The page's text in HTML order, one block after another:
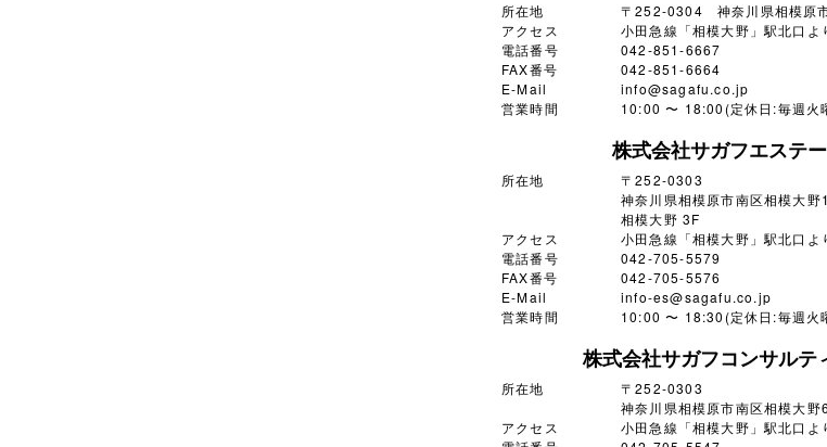
所在地
〒252-0304 神奈川県相模原
アクセス
小田急線「相模大野」駅北口よ
電話番号
042-851-6667
FAX番号
042-851-6664
E-Mail
info@sagafu.co.jp
営業時間
10:00 〜 18:00(定休日:毎週火
株式会社サガフエステ
所在地
〒252-0303
神奈川県相模原市南区相模大
相模大野 3F
アクセス
小田急線「相模大野」駅北口よ
電話番号
042-705-5579
FAX番号
042-705-5576
E-Mail
info-es@sagafu.co.jp
営業時間
10:00 〜 18:30(定休日:毎週火
株式会社サガフコンサルテ
所在地
〒252-0303
神奈川県相模原市南区相模大
アクセス
小田急線「相模大野」駅北口よ